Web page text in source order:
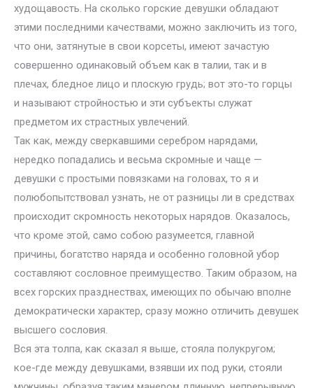
худощавость. На сколько горские девушки обладают
этими последними качествами, можно заключить из того,
что они, затянутые в свои корсеты, имеют зачастую
совершенно одинаковый объем как в талии, так и в
плечах, бледное лицо и плоскую грудь; вот это-то горцы
и называют стройностью и эти субъекты служат
предметом их страстных увлечений.
Так как, между сверкавшими серебром нарядами,
нередко попадались и весьма скромные и чаще —
девушки с простыми повязками на головах, то я и
полюбопытствовал узнать, не от разницы ли в средствах
происходит скромность некоторых нарядов. Оказалось,
что кроме этой, само собою разумеется, главной
причины, богатство наряда и особенно головной убор
составляют сословное преимущество. Таким образом, на
всех горских празднествах, имеющих по обычаю вполне
демократически характер, сразу можно отличить девушек
высшего сословия.
Вся эта толпа, как сказал я выше, стояла полукругом;
кое-где между девушками, взявши их под руки, стояли